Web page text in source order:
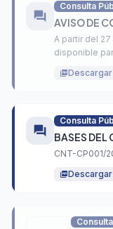
forum
Consulta
AVISO DE
A partir del
disponible
picture_as_pdf
forum
Consulta
BASES DEL
CNT-CP001/
picture_as_pdf